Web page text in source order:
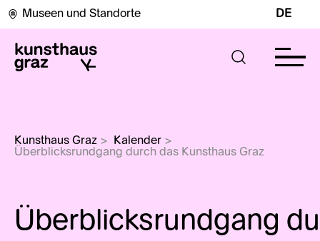
Museen und Standorte DE
Kunsthaus Graz > Kalender >
Überblicksrundgang durch das Kunsthaus Graz
Überblicksrundgang